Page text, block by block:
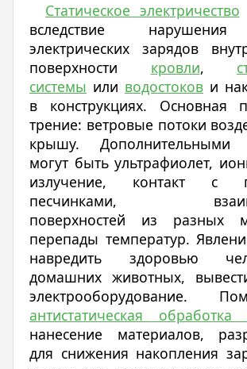
Статическое электричество
вследствие
электрических зарядов
поверхности кровли,
системы или водостоков и
в конструкциях. Основная
трение: ветровые потоки
крышу. Дополнительными
могут быть ультрафиолет,
излучение, контакт
песчинками,
поверхностей из разных
перепады температур.
навредить здоровью
домашних животных,
электрооборудование.
антистатическая обработка
нанесение материалов,
для снижения накопления